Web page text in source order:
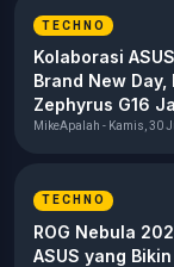
TECHNO
Kolaborasi
Brand New Day,
Zephyrus G16
Parker
MikeApalah - Kamis, 30
TECHNO
ROG Nebula
ASUS yang